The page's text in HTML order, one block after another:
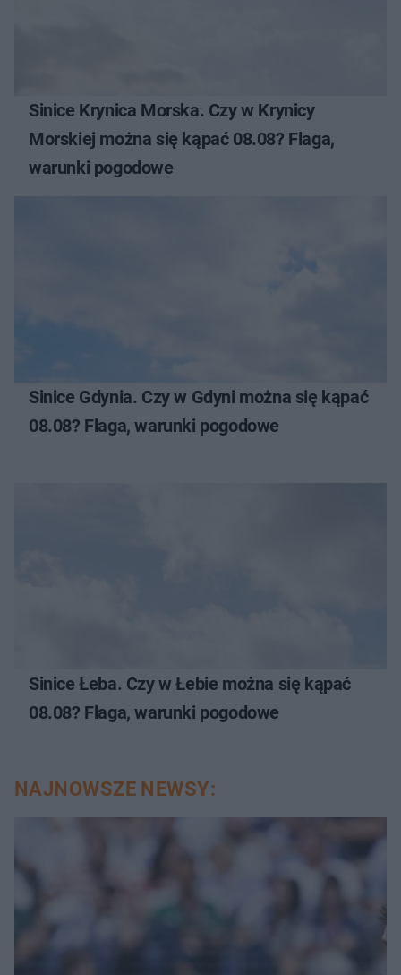
Sinice Krynica Morska. Czy w Krynicy
Morskiej można się kąpać 08.08? Flaga,
warunki pogodowe
Sinice Gdynia. Czy w Gdyni można się kąpać
08.08? Flaga, warunki pogodowe
Sinice Łeba. Czy w Łebie można się kąpać
08.08? Flaga, warunki pogodowe
NAJNOWSZE NEWSY: